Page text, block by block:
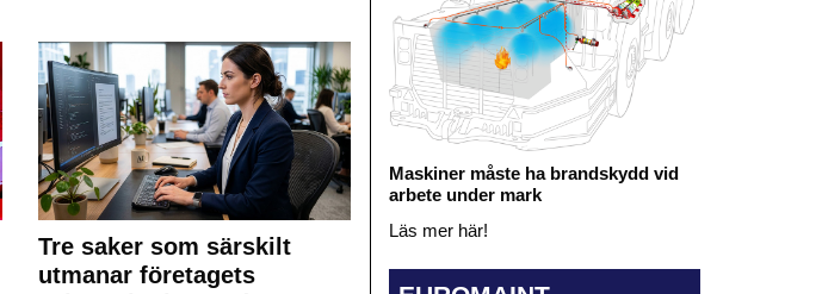
Tre saker som särskilt
utmanar företagets
Maskiner måste ha brandskydd vid
arbete under mark
Läs mer här!